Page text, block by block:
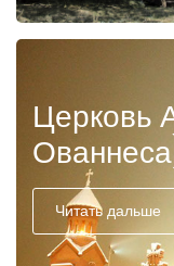
Церковь
Читать дальше